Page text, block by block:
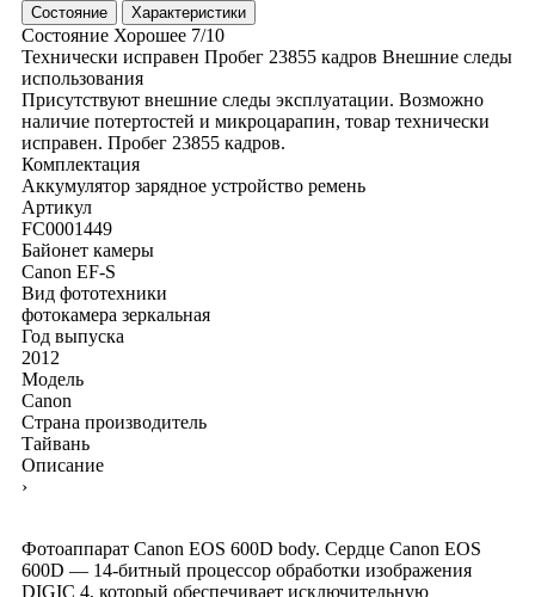
Состояние Характеристики
Состояние Хорошее 7/10
Технически исправен Пробег 23855 кадров Внешние следы
использования
Присутствуют внешние следы эксплуатации. Возможно
наличие потертостей и микроцарапин, товар технически
исправен. Пробег 23855 кадров.
Комплектация
Аккумулятор зарядное устройство ремень
Артикул
FC0001449
Байонет камеры
Canon EF-S
Вид фототехники
фотокамера зеркальная
Год выпуска
2012
Модель
Canon
Страна производитель
Тайвань
Описание
›
Фотоаппарат Canon EOS 600D body. Сердце Canon EOS
600D — 14-битный процессор обработки изображения
DIGIC 4, который обеспечивает исключительную